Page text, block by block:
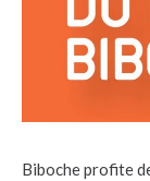
Biboche profite